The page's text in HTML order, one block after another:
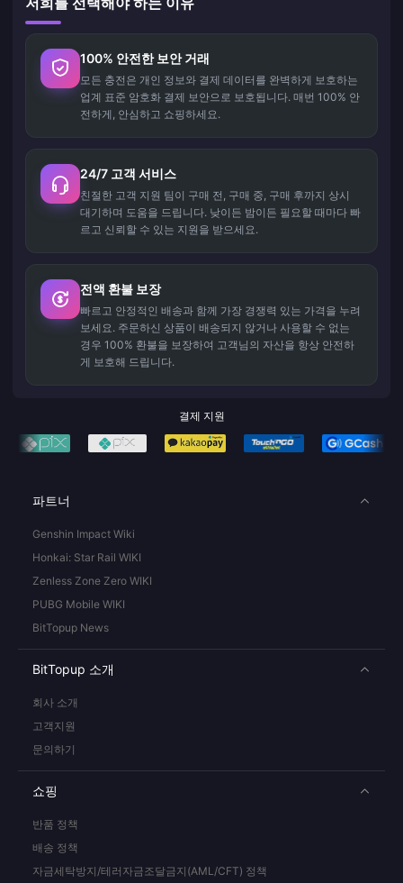
100% 안전한 보안 거래
모든 충전은 개인 정보와 결제 데이터를 완벽하게 보호하는
업계 표준 암호화 결제 보안으로 보호됩니다. 매번 100% 안
전하게, 안심하고 쇼핑하세요.
24/7 고객 서비스
친절한 고객 지원 팀이 구매 전, 구매 중, 구매 후까지 상시
대기하며 도움을 드립니다. 낮이든 밤이든 필요할 때마다 빠
르고 신뢰할 수 있는 지원을 받으세요.
전액 환불 보장
빠르고 안정적인 배송과 함께 가장 경쟁력 있는 가격을 누려
보세요. 주문하신 상품이 배송되지 않거나 사용할 수 없는
경우 100% 환불을 보장하여 고객님의 자산을 항상 안전하
게 보호해 드립니다.
결제 지원
파트너
Genshin Impact Wiki
Honkai: Star Rail WIKI
Zenless Zone Zero WIKI
PUBG Mobile WIKI
BitTopup News
BitTopup 소개
회사 소개
고객지원
문의하기
쇼핑
반품 정책
배송 정책
자금세탁방지/테러자금조달금지(AML/CFT) 정책